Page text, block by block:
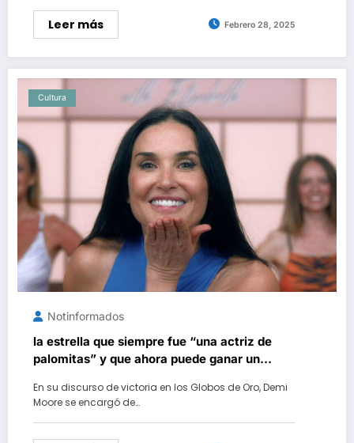
Leer más Febrero 28, 2025
Cultura
Notinformados
la estrella que siempre fue “una actriz de
palomitas” y que ahora puede ganar un
En su discurso de victoria en los Globos de Oro, Demi
Moore se encargó de…